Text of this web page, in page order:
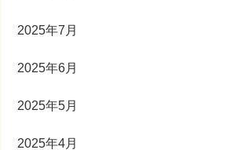
2025年7月
2025年6月
2025年5月
2025年4月